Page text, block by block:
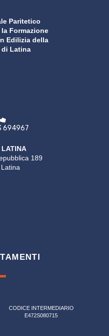
Paritetico
Formazione
Edilizia della
di Latina
694967
LATINA
189
CODICE INTERMEDIARIO
E472S080715